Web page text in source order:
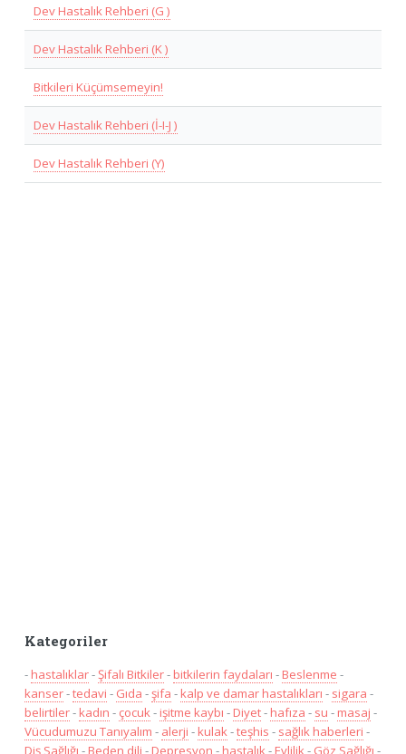
Dev Hastalık Rehberi (G )
Dev Hastalık Rehberi (K )
Bitkileri Küçümsemeyin!
Dev Hastalık Rehberi (İ-I-J )
Dev Hastalık Rehberi (Y)
Kategoriler
-hastalıklar-Şifalı Bitkiler-bitkilerin faydaları -Beslenme -
kanser-tedavi - Gıda -şifa -kalp ve damar hastalıkları - sigara -
belirtiler-kadın - çocuk-işitme kaybı -Diyet-hafıza - su -masaj -
Vücudumuzu Tanıyalım - alerji -kulak-teşhis - sağlık haberleri -
Diş Sağlığı -Beden dili -Depresyon -hastalık-Evlilik- Göz Sağlığı -